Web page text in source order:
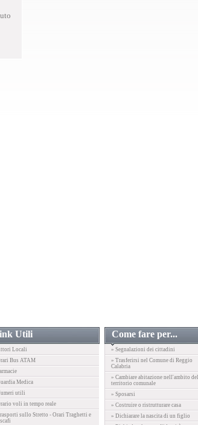
Utili
Locali
Bus ATAM
Medica
utili
voli in tempo reale
sullo Stretto - Orari Traghetti e
Come fare per...
» Segnalazioni dei cittadini
» Trasferirsi nel Comune di Reggio
Calabria
» Cambiare abitazione nell'ambito del
territorio comunale
» Sposarsi
» Costruire o ristrutturare casa
» Dichiarare la nascita di un figlio